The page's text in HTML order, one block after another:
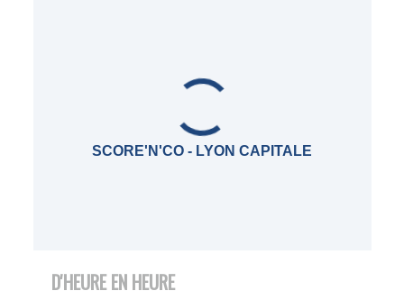
SCORE'N'CO - LYON CAPITALE
D'HEURE EN HEURE